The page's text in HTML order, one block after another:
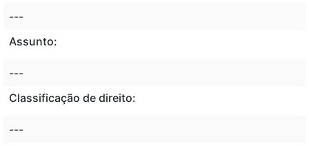
---
Assunto:
---
Classificação de direito:
---